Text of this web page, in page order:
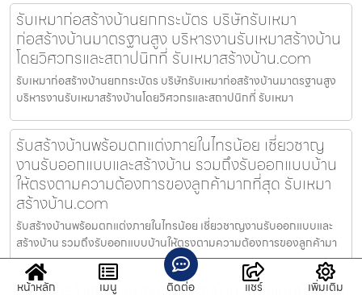
รับเหมาก่อสร้างบ้านยกกระบัตร บริษัทรับเหมา
ก่อสร้างบ้านมาตรฐานสูง บริหารงานรับเหมาสร้างบ้าน
โดยวิศวกรและสถาปนิกที่ รับเหมาสร้างบ้าน.com
รับเหมาก่อสร้างบ้านยกกระบัตร บริษัทรับเหมาก่อสร้างบ้านมาตรฐานสูง
บริหารงานรับเหมาสร้างบ้านโดยวิศวกรและสถาปนิกที่ รับเหมา
รับสร้างบ้านพร้อมตกแต่งภายในไทรน้อย เชี่ยวชาญ
งานรับออกแบบและสร้างบ้าน รวมถึงรับออกแบบบ้าน
ให้ตรงตามความต้องการของลูกค้ามากที่สุด รับเหมา
สร้างบ้าน.com
รับสร้างบ้านพร้อมตกแต่งภายในไทรน้อย เชี่ยวชาญงานรับออกแบบและ
สร้างบ้าน รวมถึงรับออกแบบบ้านให้ตรงตามความต้องการของลูกค้ามา
หน้าหลัก เมนู ติดต่อ แชร์ เพิ่มเติม